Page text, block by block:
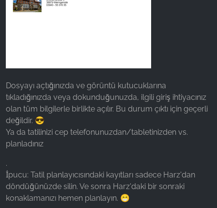
Dosyayı açtığınızda ve görüntü kutucuklarına
tıkladığınızda veya dokunduğunuzda, ilgili giriş ihtiyacınız
olan tüm bilgilerle birlikte açılır. Bu durum çıktı için geçerli
değildir. 😎
Ya da tatilinizi cep telefonunuzdan/tabletinizden vs.
planladınız
.
İpucu: Tatil planlayıcısındaki kayıtları sadece Harz'dan
döndüğünüzde silin. Ve sonra Harz'daki bir sonraki
konaklamanızı hemen planlayın. 😁